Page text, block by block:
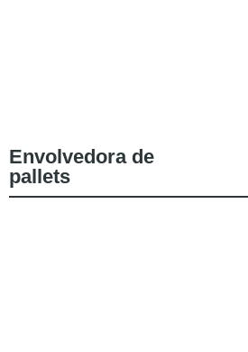
Envolvedora de
pallets